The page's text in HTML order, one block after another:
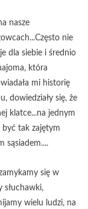
nasze
nie
dla siebie i średnio
która
mi historię
dowiedziały się, że
klatce...na jednym
być tak zajętym
sąsiadem....
się w
słuchawki,
wielu ludzi, na